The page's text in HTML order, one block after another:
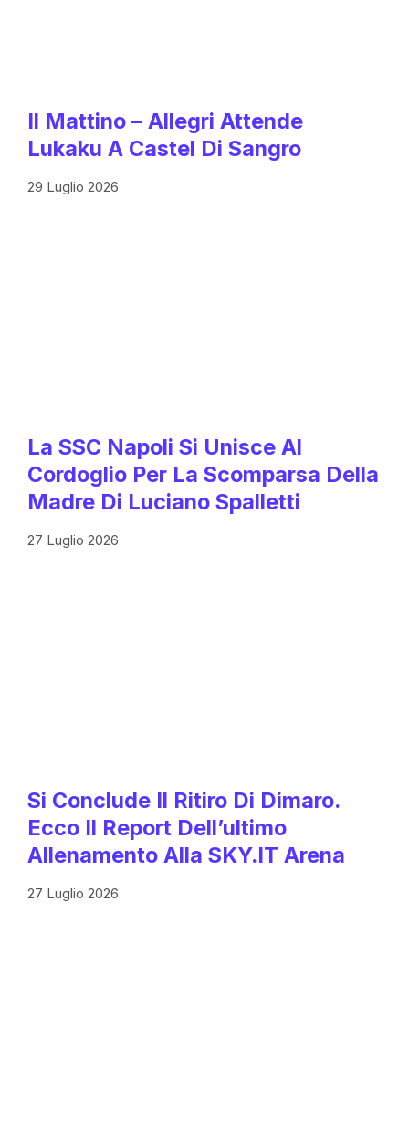
Il Mattino – Allegri Attende
Lukaku A Castel Di Sangro
29 Luglio 2026
La SSC Napoli Si Unisce Al
Cordoglio Per La Scomparsa Della
Madre Di Luciano Spalletti
27 Luglio 2026
Si Conclude Il Ritiro Di Dimaro.
Ecco Il Report Dell’ultimo
Allenamento Alla SKY.IT Arena
27 Luglio 2026